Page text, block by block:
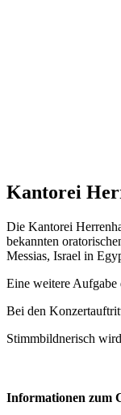
Kantorei
Die Kantorei
bekannten
Messias, Israel in
Eine weitere Aufgabe
Bei den
Stimmbildnerisch
Informationen zum